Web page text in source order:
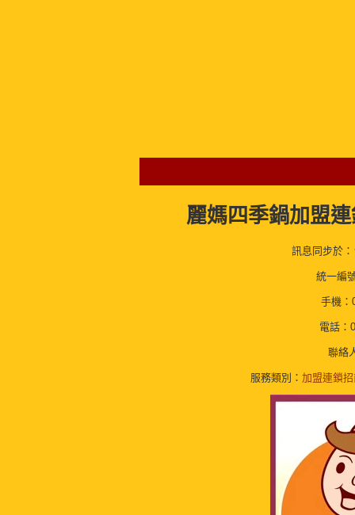
麗媽四季鍋加盟
訊息同步於：
統一編
手機：
電話：
聯絡
服務類別： 加盟連鎖